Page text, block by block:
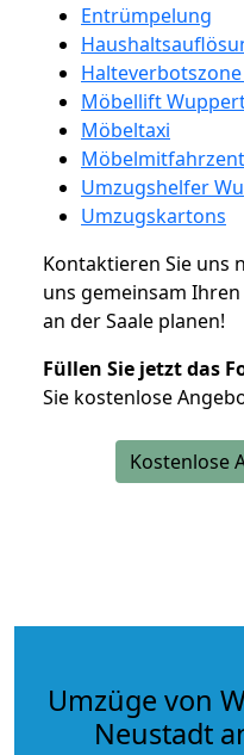
Entrümpelung
Möbellift
Möbeltaxi
Umzugshelfer
Umzugskartons
Kontaktieren Sie uns
uns gemeinsam
an der Saale planen!
Füllen Sie jetzt das
Sie kostenlose
Kostenlose
Umzüge von
Neustadt